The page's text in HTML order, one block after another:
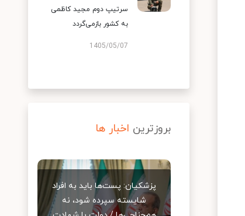
سرتیپ دوم مجید کاظمی
به کشور بازمی‌گردد
1405/05/07
بروزترین اخبار ها
پزشکیان: پست‌ها باید به افراد
شایسته سپرده شود، نه